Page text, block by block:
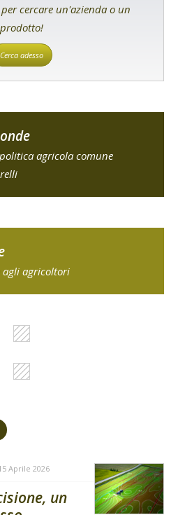
cercare un'azienda o un
prodotto!
Cerca adesso
agricola comune
agli agricoltori
Aprile 2026
un